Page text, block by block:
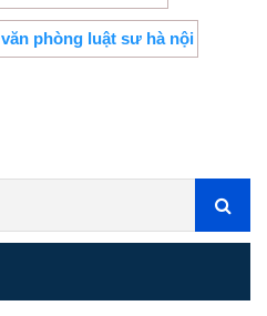
văn phòng luật sư hà nội